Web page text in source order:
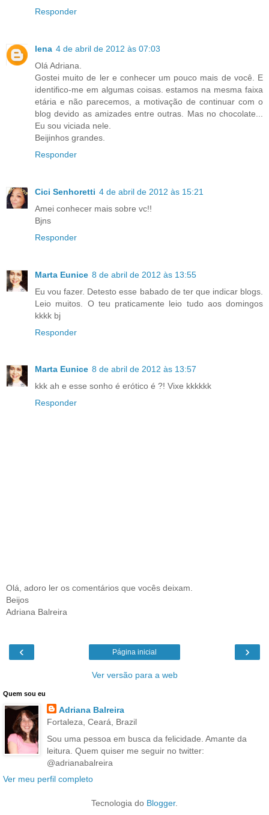
Responder
lena 4 de abril de 2012 às 07:03
Olá Adriana.
Gostei muito de ler e conhecer um pouco mais de você. E
identifico-me em algumas coisas. estamos na mesma faixa
etária e não parecemos, a motivação de continuar com o
blog devido as amizades entre outras. Mas no chocolate...
Eu sou viciada nele.
Beijinhos grandes.
Responder
Cici Senhoretti 4 de abril de 2012 às 15:21
Amei conhecer mais sobre vc!!
Bjns
Responder
Marta Eunice 8 de abril de 2012 às 13:55
Eu vou fazer. Detesto esse babado de ter que indicar blogs.
Leio muitos. O teu praticamente leio tudo aos domingos
kkkk bj
Responder
Marta Eunice 8 de abril de 2012 às 13:57
kkk ah e esse sonho é erótico é ?! Vixe kkkkkk
Responder
Olá, adoro ler os comentários que vocês deixam.
Beijos
Adriana Balreira
‹ ›
Página inicial
Ver versão para a web
Quem sou eu
Adriana Balreira
Fortaleza, Ceará, Brazil
Sou uma pessoa em busca da felicidade. Amante da
leitura. Quem quiser me seguir no twitter:
@adrianabalreira
Ver meu perfil completo
Tecnologia do Blogger.